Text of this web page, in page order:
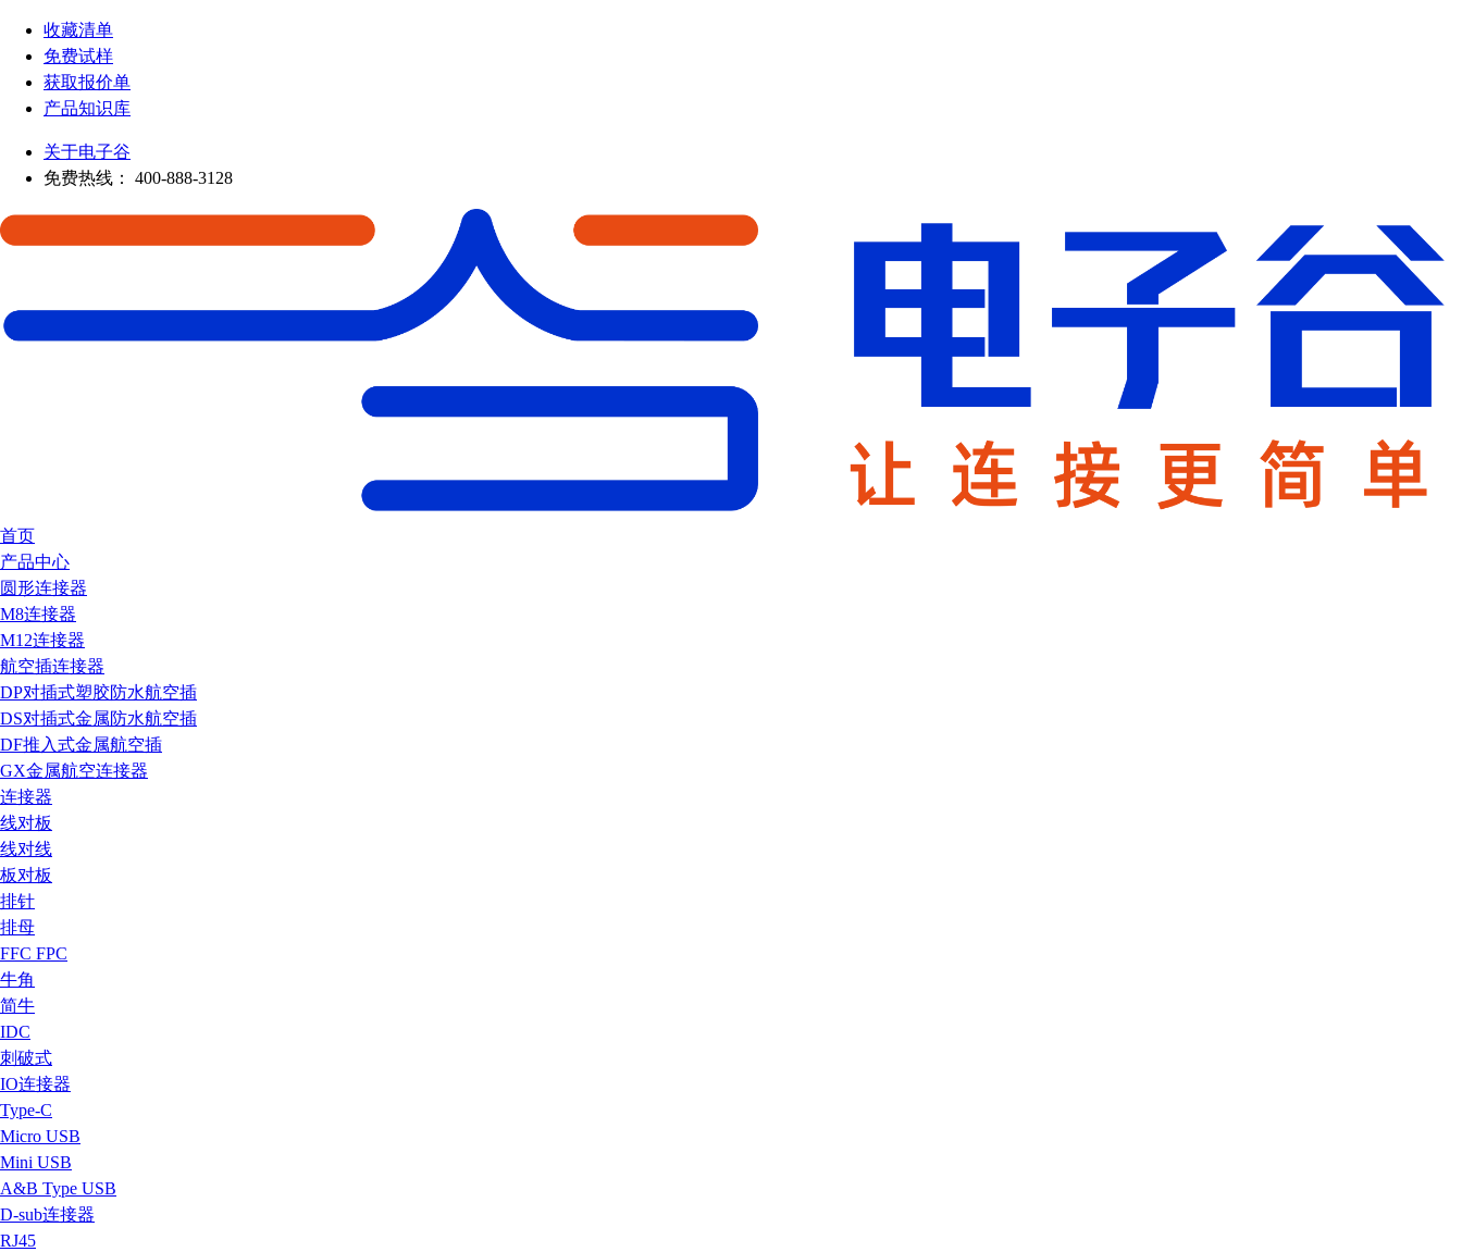
收藏清单
免费试样
获取报价单
产品知识库
关于电子谷
免费热线：
400-888-3128
首页
产品中心
圆形连接器
M8连接器
M12连接器
航空插连接器
DP对插式塑胶防水航空插
DS对插式金属防水航空插
DF推入式金属航空插
GX金属航空连接器
连接器
线对板
线对线
板对板
排针
排母
FFC FPC
牛角
简牛
IDC
刺破式
IO连接器
Type-C
Micro USB
Mini USB
A&B Type USB
D-sub连接器
RJ45